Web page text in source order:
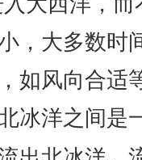
，大多数时
如风向合适
冰洋之间是